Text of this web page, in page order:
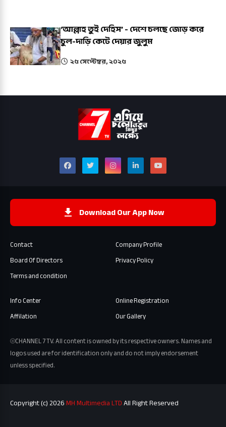
‘আল্লাহ তুই দেহিস’ - দেশে চলছে জোড় করে
চুল-দাড়ি কেটে দেয়ার জুলুম
২৫ সেপ্টেম্বর, ২০২৫
Download Our App Now
Contact
Company Profile
Board Of Directors
Privacy Policy
Terms and condition
Info Center
Online Registration
Affilation
Our Gallery
⦾CHANNEL 7 TV. All content is owned by its respective owners. Names and
logos used are for identification only and do not imply endorsement
unless specified.
Copyright (c) 2026MH Multimedia LTDAll Right Reserved